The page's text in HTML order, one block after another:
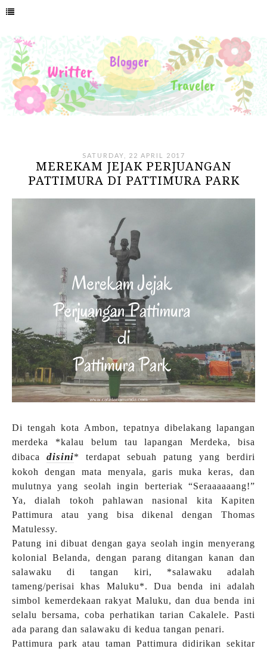
SATURDAY, 22 APRIL 2017
MEREKAM JEJAK PERJUANGAN
PATTIMURA DI PATTIMURA PARK
Di tengah kota Ambon, tepatnya dibelakang lapangan
merdeka *kalau belum tau lapangan Merdeka, bisa
dibaca disini* terdapat sebuah patung yang berdiri
kokoh dengan mata menyala, garis muka keras, dan
mulutnya yang seolah ingin berteriak “Seraaaaaang!”
Ya, dialah tokoh pahlawan nasional kita Kapiten
Pattimura atau yang bisa dikenal dengan Thomas
Matulessy.
Patung ini dibuat dengan gaya seolah ingin menyerang
kolonial Belanda, dengan parang ditangan kanan dan
salawaku di tangan kiri, *salawaku adalah
tameng/perisai khas Maluku*. Dua benda ini adalah
simbol kemerdekaan rakyat Maluku, dan dua benda ini
selalu bersama, coba perhatikan tarian Cakalele. Pasti
ada parang dan salawaku di kedua tangan penari.
Pattimura park atau taman Pattimura didirikan sekitar